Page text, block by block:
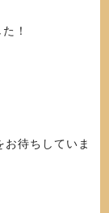
！
待ちしていま